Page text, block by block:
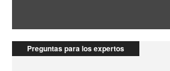
Preguntas para los expertos